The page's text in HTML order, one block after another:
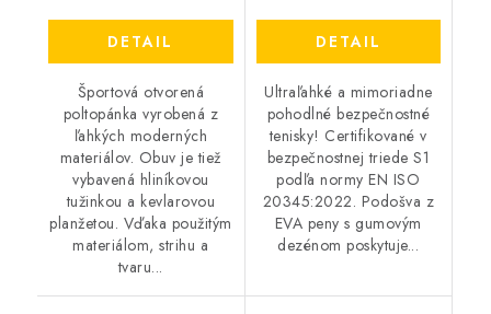
DETAIL
Športová otvorená
poltopánka vyrobená z
ľahkých moderných
materiálov. Obuv je tiež
vybavená hliníkovou
tužinkou a kevlarovou
planžetou. Vďaka použitým
materiálom, strihu a
tvaru...
DETAIL
Ultraľahké a mimoriadne
pohodlné bezpečnostné
tenisky! Certifikované v
bezpečnostnej triede S1
podľa normy EN ISO
20345:2022. Podošva z
EVA peny s gumovým
dezénom poskytuje...